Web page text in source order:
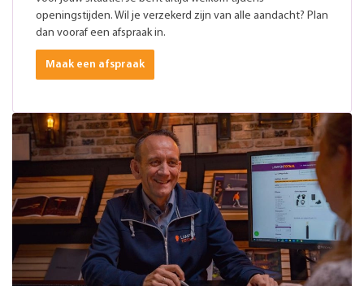
openingstijden. Wil je verzekerd zijn van alle aandacht? Plan
dan vooraf een afspraak in.
Maak een afspraak